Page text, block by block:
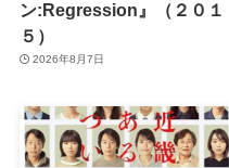
ン:Regression』（２０１
５）
2026年8月7日